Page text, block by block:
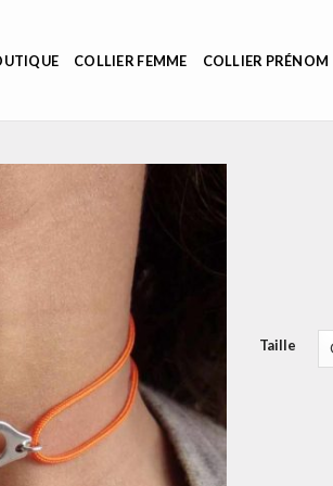
COLLIER FEMME COLLIER PRÉNOM
Taille